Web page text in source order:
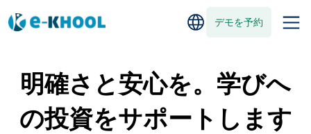
デモを予約
明確さと安心を。学びへ
の投資をサポートします